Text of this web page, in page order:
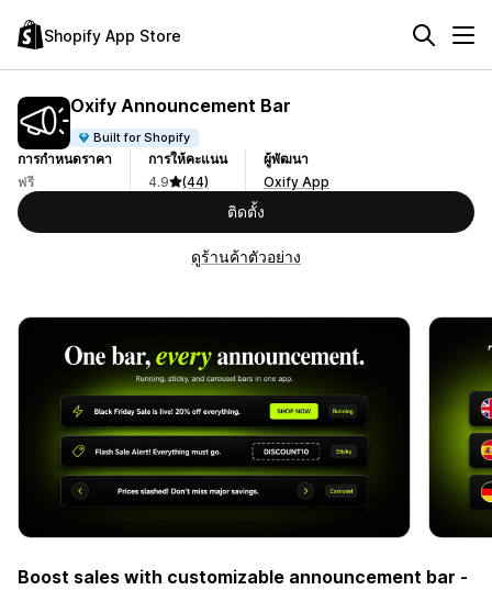
Shopify App Store
Oxify Announcement Bar
Built for Shopify
การกำหนดราคา
ฟรี
การให้คะแนน
4.9
(44)
ผู้พัฒนา
Oxify App
ติดตั้ง
ดูร้านค้าตัวอย่าง
Boost sales with customizable announcement bar -